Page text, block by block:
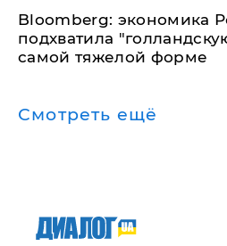
Bloomberg: экономика
подхватила
самой тяжелой форме
Смотреть ещё